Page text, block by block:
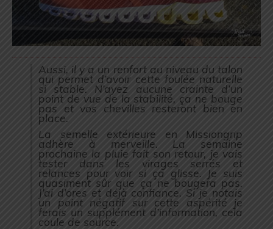
Aussi, il y a un renfort au niveau du talon
qui permet d’avoir cette foulée naturelle
si stable. N’ayez aucune crainte d’un
point de vue de la stabilité, ça ne bouge
pas et vos chevilles resteront bien en
place.
La semelle extérieure en Missiongrip
adhère à merveille. La semaine
prochaine la pluie fait son retour, je vais
tester dans les virages serrés et
relances pour voir si ça glisse. Je suis
quasiment sûr que ça ne bougera pas.
J’ai d’ores et déjà confiance. Si je notais
un point négatif sur cette aspérité je
ferais un supplément d’information, cela
coule de source.